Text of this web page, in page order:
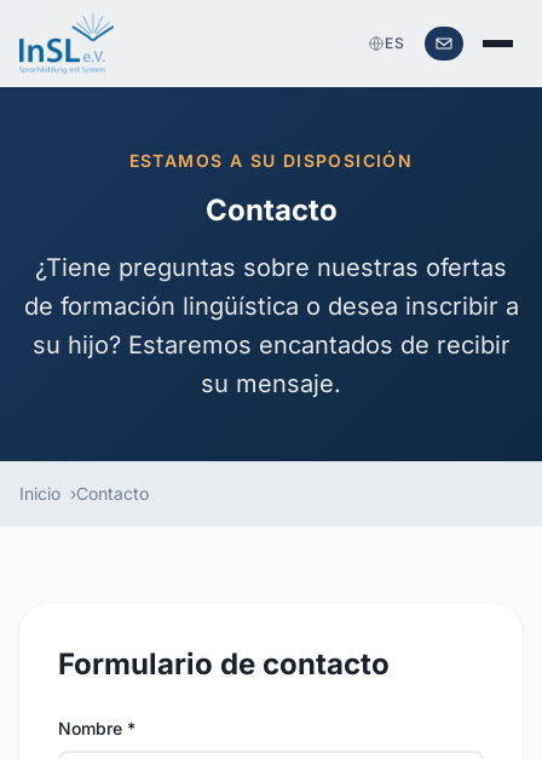
ES
ESTAMOS A SU DISPOSICIÓN
Contacto
¿Tiene preguntas sobre nuestras ofertas
de formación lingüística o desea inscribir a
su hijo? Estaremos encantados de recibir
su mensaje.
Inicio Contacto
Formulario de contacto
Nombre *